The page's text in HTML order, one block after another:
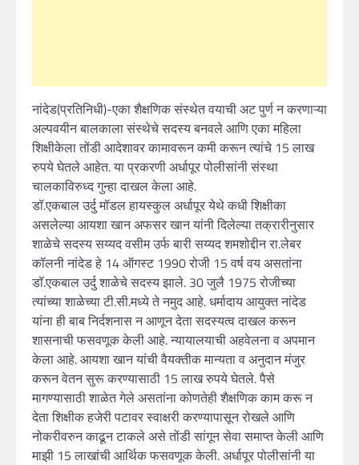
नांदेड(प्रतिनिधी)-एका शैक्षणिक संस्थेत वयाची अट पुर्ण न करणाऱ्या
अल्पवयीन बालकाला संस्थेचे सदस्य बनवले आणि एका महिला
शिक्षीकेला तोंडी आदेशावर कामावरून कमी करून त्यांचे 15 लाख
रुपये घेतले आहेत. या प्रकरणी अर्धापूर पोलीसांनी संस्था
चालकाविरुध्द गुन्हा दाखल केला आहे.
डॉ.एकबाल उर्दु मॉडल हायस्कुल अर्धापूर येथे कधी शिक्षीका
असलेल्या आयशा खान अफसर खान यांनी दिलेल्या तक्रारीनुसार
शाळेचे सदस्य सय्यद वसीम उर्फ बारी सय्यद शमशोद्दीन रा.लेबर
कॉलनी नांदेड हे 14 ऑगस्ट 1990 रोजी 15 वर्ष वय असतांना
डॉ.एकबाल उर्दु शाळेचे सदस्य झाले. 30 जुलै 1975 रोजीच्या
त्यांच्या शाळेच्या टी.सी.मध्ये ते नमुद आहे. धर्मादाय आयुक्त नांदेड
यांना ही बाब निर्दशनास न आणून देता सदस्यत्व दाखल करून
शासनाची फसवणूक केली आहे. न्यायालयाची अहवेलना व अपमान
केला आहे. आयशा खान यांची वैयक्तीक मान्यता व अनुदान मंजुर
करून वेतन सुरू करण्यासाठी 15 लाख रुपये घेतले. पैसे
मागण्यासाठी शाळेत गेले असतांना कोणतेही शैक्षणिक काम करू न
देता शिक्षीक हजेरी पटावर स्वाक्षरी करण्यापासून रोखले आणि
नोकरीवरुन काढून टाकले असे तोंडी सांगून सेवा समाप्त केली आणि
माझी 15 लाखांची आर्थिक फसवणूक केली. अर्धापूर पोलीसांनी या